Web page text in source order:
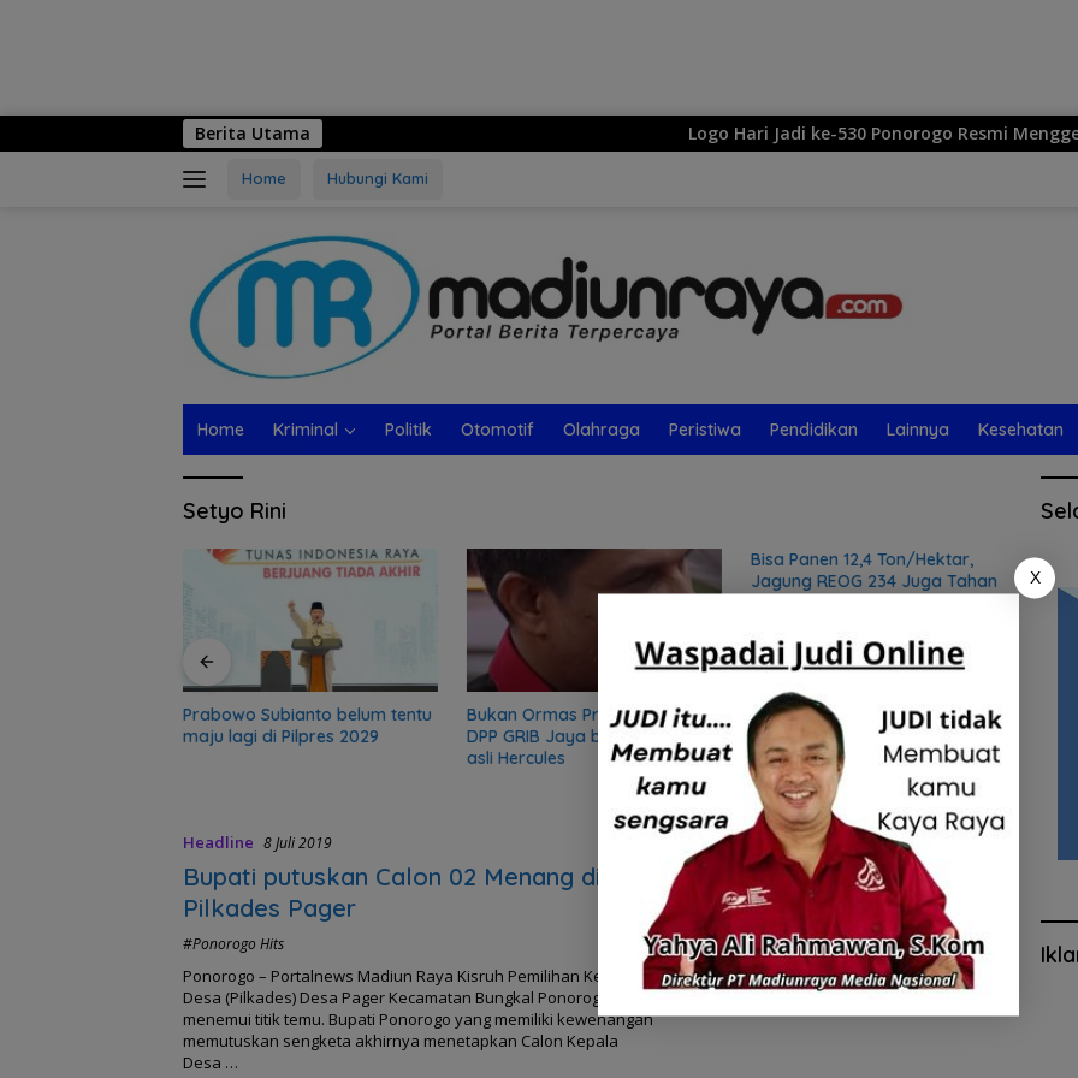
Berita Utama Logo Hari Jadi ke-530 Ponorogo Resmi
Home Hubungi Kami
Home Kriminal Politik Otomotif Olahraga Peristiwa Pendidikan Lainnya Kesehatan
Setyo Rini
Prabowo Subianto belum tentu
maju lagi di Pilpres 2029
Bukan Ormas Preman, Sekjen
DPP GRIB Jaya bongkar sifat
asli Hercules
Bisa Panen 12,4 Ton/Hektar,
Jagung REOG 234 Juga Tahan
saat
Headline 8 Juli 2019
Bupati putuskan Calon 02 Menang di
Pilkades Pager
#Ponorogo Hits
Ponorogo – Portalnews Madiun Raya Kisruh Pemilihan Kepala
Desa (Pilkades) Desa Pager Kecamatan Bungkal Ponorogo
menemui titik temu. Bupati Ponorogo yang memiliki kewenangan
memutuskan sengketa akhirnya menetapkan Calon Kepala
Desa …
X